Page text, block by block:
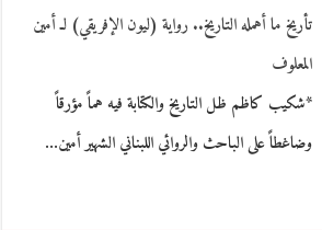
تأريخ ما أهمله التاريخ.. رواية (ليون الإفريقي) لـ أمين
المعلوف
*شكيب كاظم ظل التاريخ والكتابة فيه هماً مؤرقاً
وضاغطاً على الباحث والروائي اللبناني الشهير أمين…